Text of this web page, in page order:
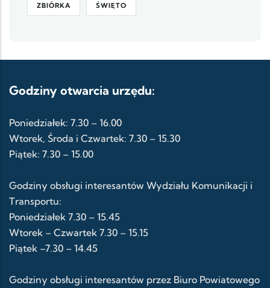
ZBIÓRKA ŚWIĘTO
Godziny otwarcia urzędu:
Poniedziałek: 7.30 – 16.00
Wtorek, Środa i Czwartek: 7.30 – 15.30
Piątek: 7.30 – 15.00
Godziny obsługi interesantów Wydziału Komunikacji i
Transportu:
Poniedziałek 7.30 – 15.45
Wtorek – Czwartek 7.30 – 15.15
Piątek –7.30 – 14.45
Godziny obsługi interesantów przez Biuro Powiatowego